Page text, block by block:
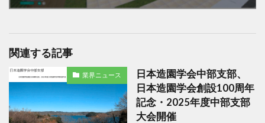
関連する記事
業界ニュース
日本造園学会中部支部、
日本造園学会創設100周年
記念・2025年度中部支部
大会開催